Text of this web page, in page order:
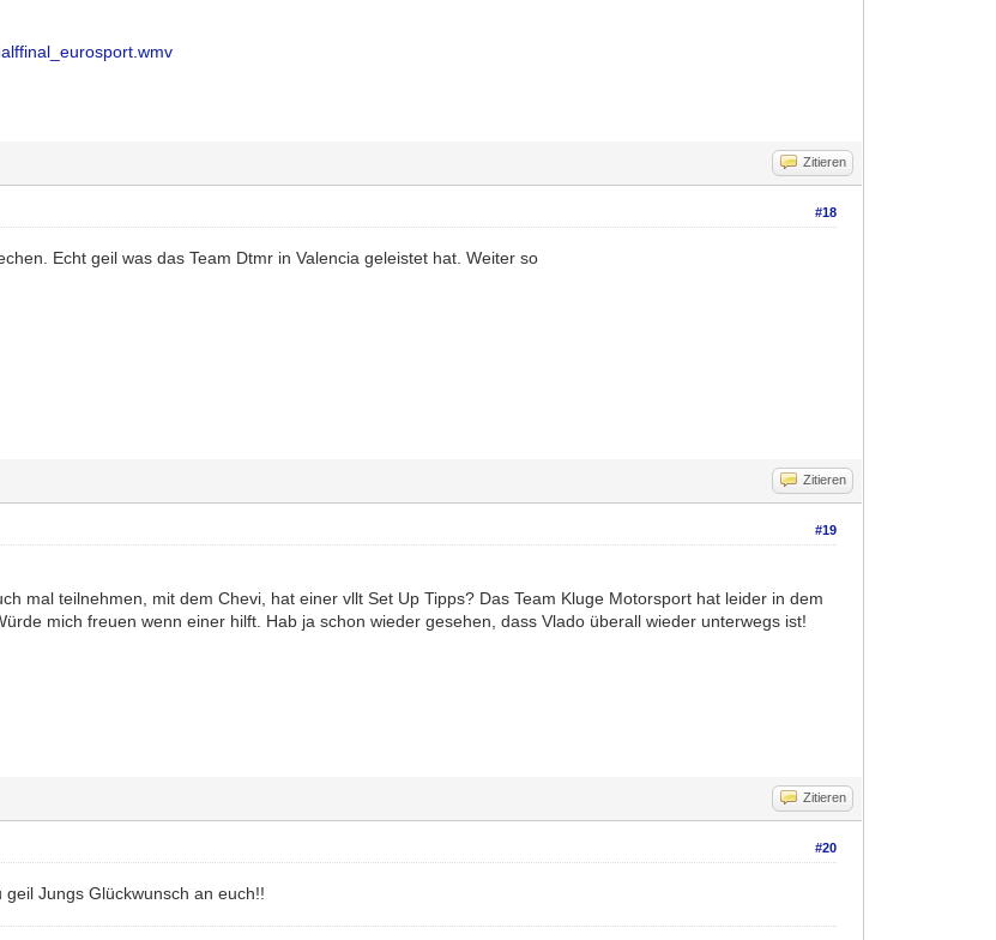
Zitieren
#18
Echt geil was das Team Dtmr in Valencia geleistet hat. Weiter so
Zitieren
#19
mal teilnehmen, mit dem Chevi, hat einer vllt Set Up Tipps? Das Team Kluge Motorsport hat leider in dem
mich freuen wenn einer hilft. Hab ja schon wieder gesehen, dass Vlado überall wieder unterwegs ist!
Zitieren
#20
Jungs Glückwunsch an euch!!